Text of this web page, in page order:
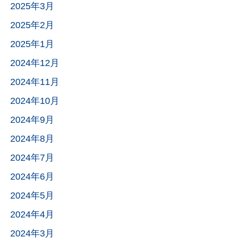
2025年3月
2025年2月
2025年1月
2024年12月
2024年11月
2024年10月
2024年9月
2024年8月
2024年7月
2024年6月
2024年5月
2024年4月
2024年3月